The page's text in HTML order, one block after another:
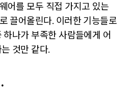
어를 모두 직접 가지고 있는
끌어올린다. 이러한 기능들로
나가 부족한 사람들에게 어
것만 같다.